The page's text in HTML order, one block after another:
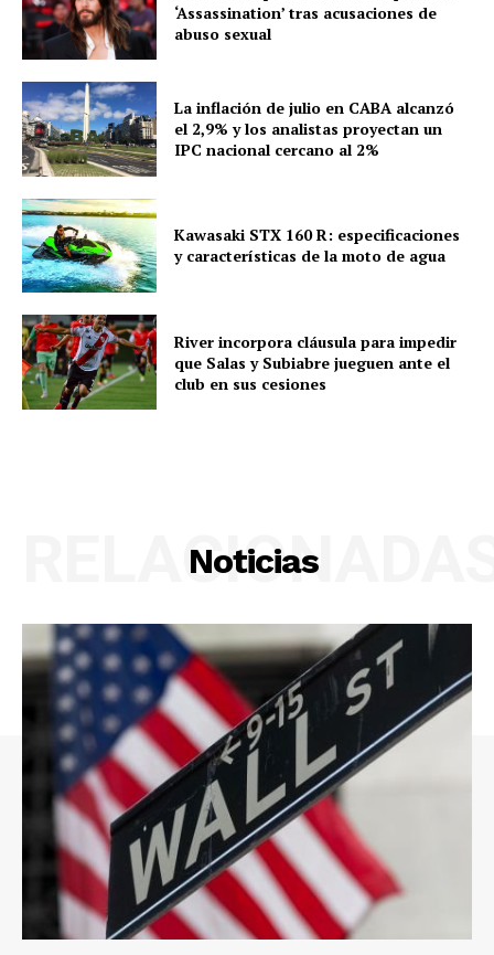
‘Assassination’ tras acusaciones de
abuso sexual
La inflación de julio en CABA alcanzó
el 2,9% y los analistas proyectan un
IPC nacional cercano al 2%
Kawasaki STX 160 R: especificaciones
y características de la moto de agua
River incorpora cláusula para impedir
que Salas y Subiabre jueguen ante el
club en sus cesiones
Noticias